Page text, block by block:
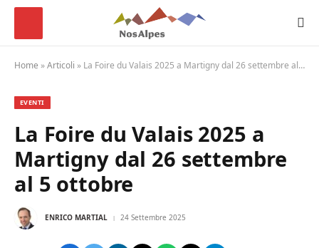
Home »Articoli » La Foire du Valais 2025 a Martigny dal 26 settembre al 5 ottobre
EVENTI
La Foire du Valais 2025 a
Martigny dal 26 settembre
al 5 ottobre
ENRICO MARTIAL 24 Settembre 2025